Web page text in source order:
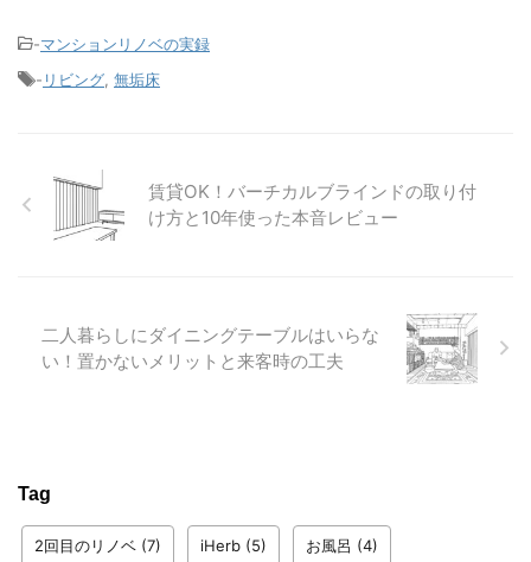
-マンションリノベの実録
- リビング 無垢床
賃貸OK！バーチカルブラインドの取り付
け方と10年使った本音レビュー
二人暮らしにダイニングテーブルはいらな
い！置かないメリットと来客時の工夫
Tag
2回目のリノベ (7) iHerb (5) お風呂 (4)